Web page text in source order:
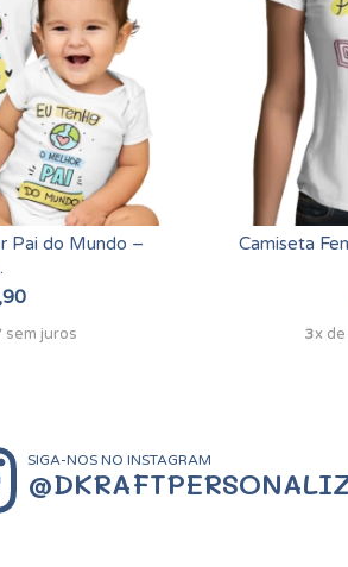
Pai do Mundo –
sem juros
Camiseta
3x de
SIGA-NOS NO INSTAGRAM